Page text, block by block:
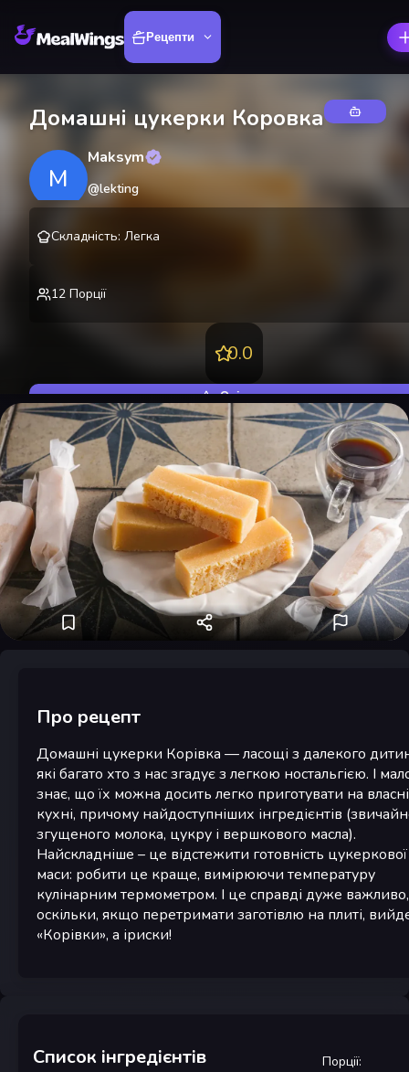
Рецепти
Домашні цукерки Коровка
M
Maksym
@lekting
Складність: Легка
12 Порції
0.0
Оцінити
Про рецепт
Домашні цукерки Корівка — ласощі з далекого
які багато хто з нас згадує з легкою ностальгією. І
знає, що їх можна досить легко приготувати на
кухні, причому найдоступніших інгредієнтів
згущеного молока, цукру і вершкового масла).
Найскладніше – це відстежити готовність цукеркової
маси: робити це краще, вимірюючи температуру
кулінарним термометром. І це справді дуже важливо,
оскільки, якщо перетримати заготівлю на плиті,
«Корівки», а іриски!
Список інгредієнтів Порції: